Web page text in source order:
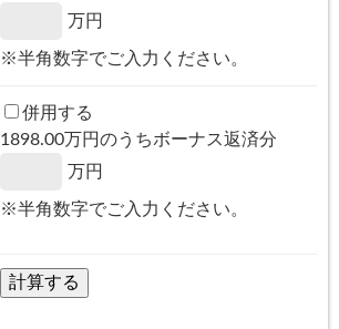
万円
※半角数字でご入力ください。
併用する
1898.00万円のうちボーナス返済分
万円
※半角数字でご入力ください。